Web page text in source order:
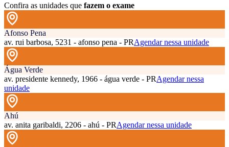
Confira as unidades que fazem o exame
Afonso Pena
av. rui barbosa, 5231 - afonso pena - PRAgendar nessa unidade
Água Verde
av. presidente kennedy, 1966 - água verde - PRAgendar nessa
unidade
Ahú
av. anita garibaldi, 2206 - ahú - PRAgendar nessa unidade